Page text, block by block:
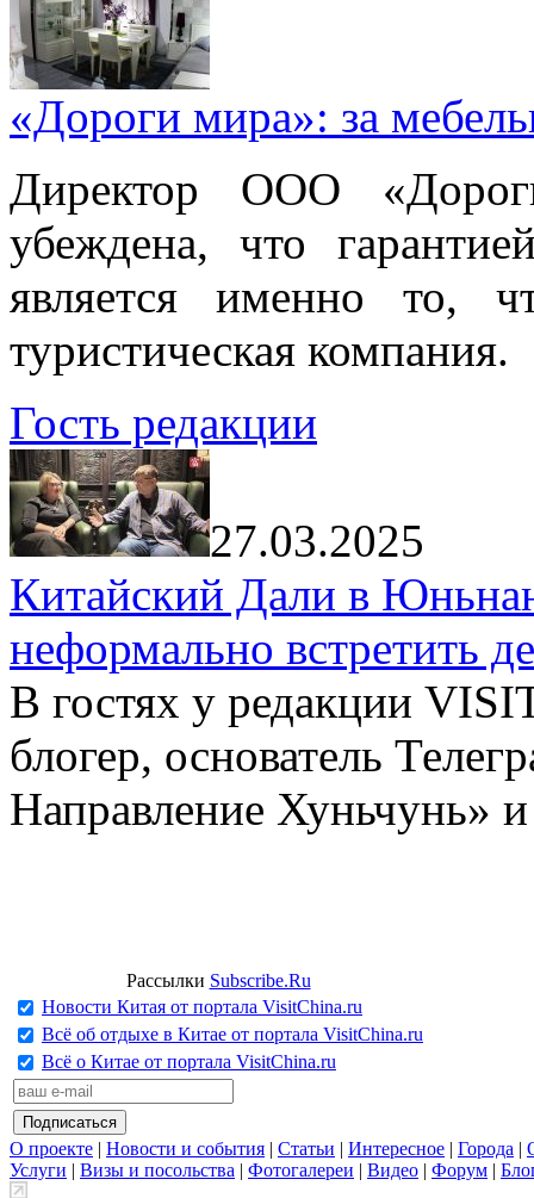
«Дороги мира»: за
Директор ООО
убеждена, что
является именно то,
туристическая компания.
Гость редакции
27.03.2025
Китайский Дали в
неформально встретить
В гостях у редакции
блогер, основатель
Направление Хуньчунь»
Рассылки Subscribe.Ru
Новости Китая от портала VisitChina.ru
Всё об отдыхе в Китае от портала VisitChina.ru
Всё о Китае от портала VisitChina.ru
О проекте | Новости и события | Статьи | Интересное | Города |
Услуги | Визы и посольства | Фотогалереи | Видео | Форум |